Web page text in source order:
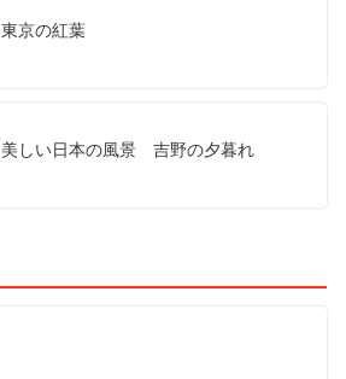
東京の紅葉
美しい日本の風景 吉野の夕暮れ